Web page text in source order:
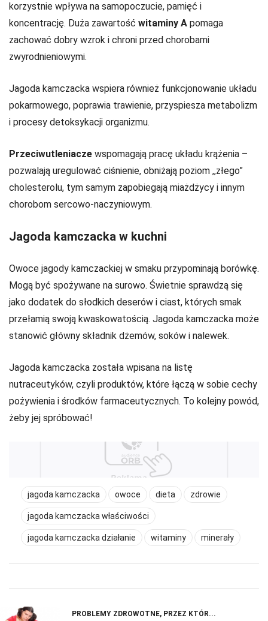
korzystnie wpływa na samopoczucie, pamięć i
koncentrację. Duża zawartość witaminy A pomaga
zachować dobry wzrok i chroni przed chorobami
zwyrodnieniowymi.
Jagoda kamczacka wspiera również funkcjonowanie układu
pokarmowego, poprawia trawienie, przyspiesza metabolizm
i procesy detoksykacji organizmu.
Przeciwutleniacze wspomagają pracę układu krążenia –
pozwalają uregulować ciśnienie, obniżają poziom ,,złego”
cholesterolu, tym samym zapobiegają miażdżycy i innym
chorobom sercowo-naczyniowym.
Jagoda kamczacka w kuchni
Owoce jagody kamczackiej w smaku przypominają borówkę.
Mogą być spożywane na surowo. Świetnie sprawdzą się
jako dodatek do słodkich deserów i ciast, których smak
przełamią swoją kwaskowatością. Jagoda kamczacka może
stanowić główny składnik dżemów, soków i nalewek.
Jagoda kamczacka została wpisana na listę
nutraceutyków, czyli produktów, które łączą w sobie cechy
pożywienia i środków farmaceutycznych. To kolejny powód,
żeby jej spróbować!
jagoda kamczacka owoce dieta zdrowie
jagoda kamczacka właściwości
jagoda kamczacka działanie witaminy minerały
PROBLEMY ZDROWOTNE, PRZEZ KTÓR...